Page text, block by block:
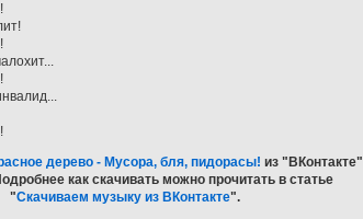
дерево - Мусора, бля, пидорасы! из "ВКонтакте"
как скачивать можно прочитать в статье
"Скачиваем музыку из ВКонтакте".